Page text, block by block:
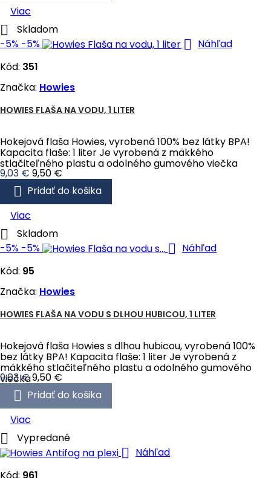
Viac

Skladom
-5% -5%  Náhľad
Kód: 351
Značka: Howies
HOWIES FLAŠA NA VODU, 1 LITER
Hokejová flaša Howies, vyrobená 100% bez látky BPA!
Kapacita flaše: 1 liter Je vyrobená z mäkkého
stlačiteľného plastu a odolného gumového viečka
Cena
9,03 € Bežná
cena
9,50 €
 Pridať do košika
Viac

Skladom
-5% -5%  Náhľad
Kód: 95
Značka: Howies
HOWIES FLAŠA NA VODU S DLHOU HUBICOU, 1 LITER
Hokejová flaša Howies s dlhou hubicou, vyrobená 100%
bez látky BPA! Kapacita flaše: 1 liter Je vyrobená z
mäkkého stlačiteľného plastu a odolného gumového
viečka
Cena
9,03 €Bežná
cena
9,50 €
 Pridať do košika
Viac
 Vypredané
 Náhľad